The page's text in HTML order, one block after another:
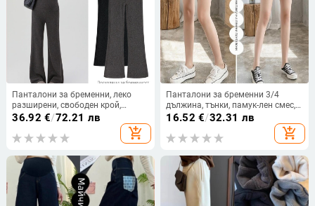
Панталони за бременни, леко
разширени, свободен крой,
подпора за корема, смес памук-
полиестер с вискоза, есен 2025
36.92 €/72.21 лв
add_shopping_cart
Панталони за бременни 3/4
дължина, тънки, памук-лен смес,
абдоминална поддръжка,
16.52 €/32.31 лв
add_shopping_cart